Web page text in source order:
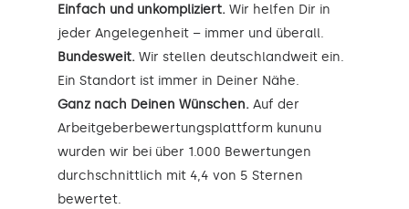
Einfach und unkompliziert. Wir helfen Dir in
jeder Angelegenheit – immer und überall.
Bundesweit. Wir stellen deutschlandweit ein.
Ein Standort ist immer in Deiner Nähe.
Ganz nach Deinen Wünschen. Auf der
Arbeitgeberbewertungsplattform kununu
wurden wir bei über 1.000 Bewertungen
durchschnittlich mit 4,4 von 5 Sternen
bewertet.